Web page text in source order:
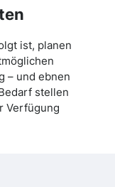
ist, planen
– und ebnen
stellen
Verfügung